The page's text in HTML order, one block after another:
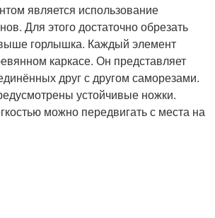
является использование
Для этого достаточно обрезать
горлышка. Каждый элемент
каркасе. Он представляет
друг с другом саморезами.
устойчивые ножки.
можно передвигать с места на